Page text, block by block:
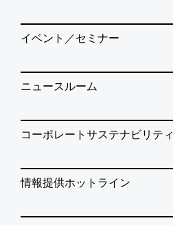
イベント／セミナー
ニュースルーム
コーポレートサステナビリティ
情報提供ホットライン